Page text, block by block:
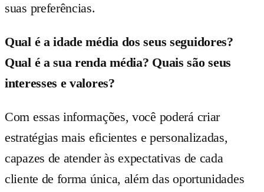
suas preferências.
Qual é a idade média dos seus seguidores?
Qual é a sua renda média? Quais são seus
interesses e valores?
Com essas informações, você poderá criar
estratégias mais eficientes e personalizadas,
capazes de atender às expectativas de cada
cliente de forma única, além das oportunidades